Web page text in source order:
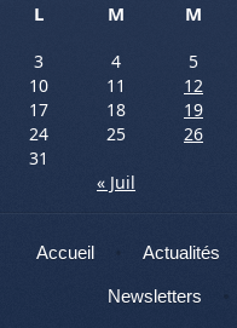
L
M M
3
4 5
10
11 12
17
18 19
24
25 26
31
« Juil
Menu
Aller au contenu
Accueil Actualités
Newsletters